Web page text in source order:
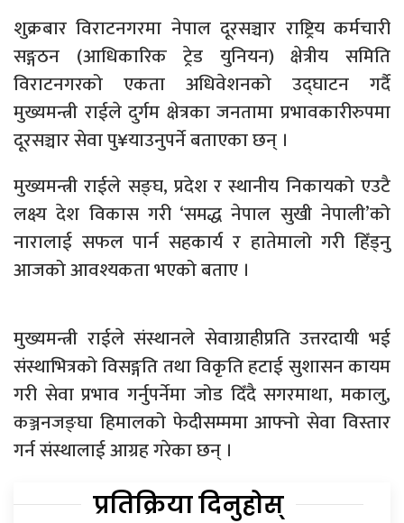
शुक्रबार विराटनगरमा नेपाल दूरसञ्चार राष्ट्रिय कर्मचारी
सङ्गठन (आधिकारिक ट्रेड युनियन) क्षेत्रीय समिति
विराटनगरको एकता अधिवेशनको उद्घाटन गर्दै
मुख्यमन्त्री राईले दुर्गम क्षेत्रका जनतामा प्रभावकारीरुपमा
दूरसञ्चार सेवा पु¥याउनुपर्ने बताएका छन् ।
मुख्यमन्त्री राईले सङ्घ, प्रदेश र स्थानीय निकायको एउटै
लक्ष्य देश विकास गरी ‘समद्ध नेपाल सुखी नेपाली’को
नारालाई सफल पार्न सहकार्य र हातेमालो गरी हिँड्नु
आजको आवश्यकता भएको बताए ।
मुख्यमन्त्री राईले संस्थानले सेवाग्राहीप्रति उत्तरदायी भई
संस्थाभित्रको विसङ्गति तथा विकृति हटाई सुशासन कायम
गरी सेवा प्रभाव गर्नुपर्नेमा जोड दिँदै सगरमाथा, मकालु,
कञ्जनजङ्घा हिमालको फेदीसम्ममा आफ्नो सेवा विस्तार
गर्न संस्थालाई आग्रह गरेका छन् ।
प्रतिक्रिया दिनुहोस्